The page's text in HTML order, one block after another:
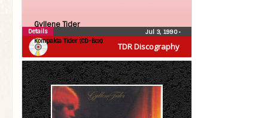
TDR Discography
Gyllene Tider
Kompakta Tider (CD-Box)
Jul 3, 1990•
Details